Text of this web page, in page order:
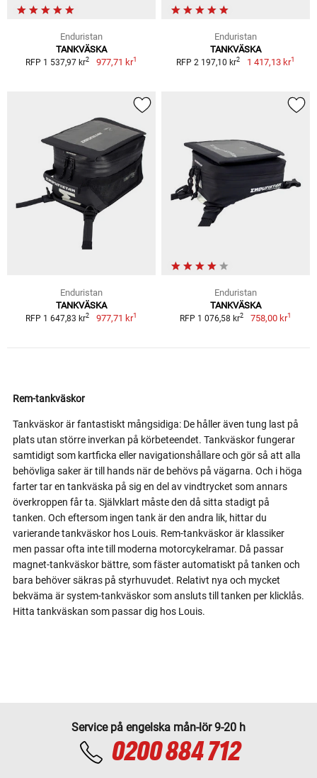
Enduristan
TANKVÄSKA
RFP 1 537,97 kr2 977,71 kr1
Enduristan
TANKVÄSKA
RFP 2 197,10 kr2 1 417,13 kr1
Enduristan
TANKVÄSKA
RFP 1 647,83 kr2 977,71 kr1
Enduristan
TANKVÄSKA
RFP 1 076,58 kr2 758,00 kr1
Rem-tankväskor
Tankväskor är fantastiskt mångsidiga: De håller även tung last på
plats utan större inverkan på körbeteendet. Tankväskor fungerar
samtidigt som kartficka eller navigationshållare och gör så att alla
behövliga saker är till hands när de behövs på vägarna. Och i höga
farter tar en tankväska på sig en del av vindtrycket som annars
överkroppen får ta. Självklart måste den då sitta stadigt på
tanken. Och eftersom ingen tank är den andra lik, hittar du
varierande tankväskor hos Louis. Rem-tankväskor är klassiker
men passar ofta inte till moderna motorcykelramar. Då passar
magnet-tankväskor bättre, som fäster automatiskt på tanken och
bara behöver säkras på styrhuvudet. Relativt nya och mycket
bekväma är system-tankväskor som ansluts till tanken per klicklås.
Hitta tankväskan som passar dig hos Louis.
Service på engelska mån-lör 9-20 h
0200 884 712